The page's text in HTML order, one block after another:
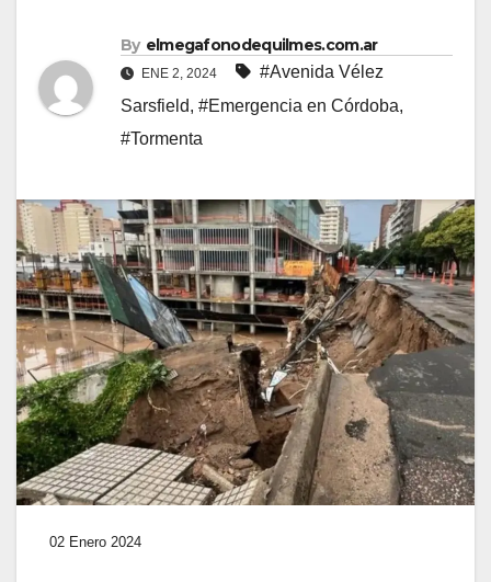
By elmegafonodequilmes.com.ar
ENE 2, 2024
#Avenida Vélez
Sarsfield, #Emergencia en Córdoba,
#Tormenta
02 Enero 2024